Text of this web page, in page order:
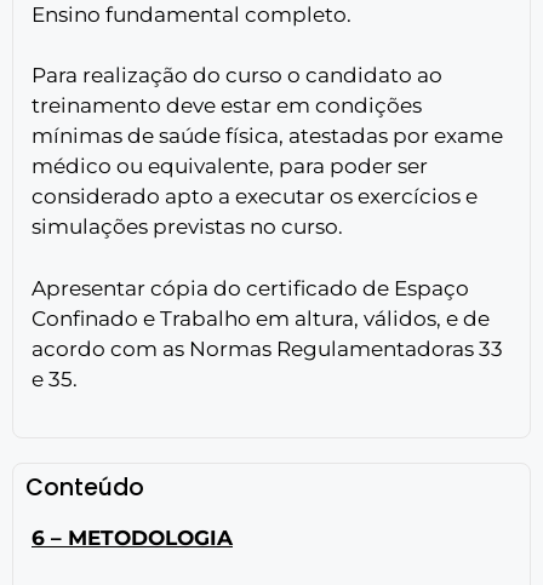
Ensino fundamental completo.
Para realização do curso o candidato ao
treinamento deve estar em condições
mínimas de saúde física, atestadas por exame
médico ou equivalente, para poder ser
considerado apto a executar os exercícios e
simulações previstas no curso.
Apresentar cópia do certificado de Espaço
Confinado e Trabalho em altura, válidos, e de
acordo com as Normas Regulamentadoras 33
e 35.
Conteúdo
6 – METODOLOGIA